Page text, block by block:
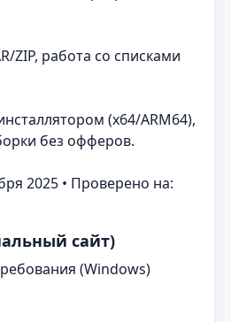
ZIP, работа со списками
(x64/ARM64),
без офферов.
2025 • Проверено на:
сайт)
(Windows)